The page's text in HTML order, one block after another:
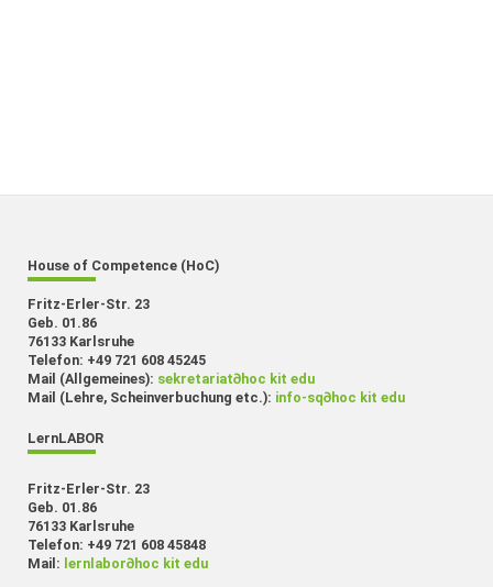
House of Competence (HoC)
Fritz-Erler-Str. 23
Geb. 01.86
76133 Karlsruhe
Telefon: +49 721 608 45245
Mail (Allgemeines): sekretariat∂hoc kit edu
Mail (Lehre, Scheinverbuchung etc.): info-sq∂hoc kit edu
LernLABOR
Fritz-Erler-Str. 23
Geb. 01.86
76133 Karlsruhe
Telefon: +49 721 608 45848
Mail: lernlabor∂hoc kit edu